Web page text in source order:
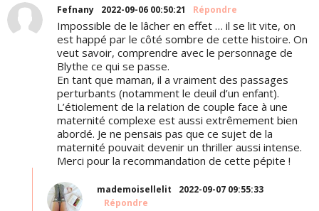
Fefnany 2022-09-06 00:50:21 Répondre
Impossible de le lâcher en effet … il se lit vite, on
est happé par le côté sombre de cette histoire. On
veut savoir, comprendre avec le personnage de
Blythe ce qui se passe.
En tant que maman, il a vraiment des passages
perturbants (notamment le deuil d’un enfant).
L’étiolement de la relation de couple face à une
maternité complexe est aussi extrêmement bien
abordé. Je ne pensais pas que ce sujet de la
maternité pouvait devenir un thriller aussi intense.
Merci pour la recommandation de cette pépite !
mademoisellelit
2022-09-07 09:55:33
Répondre